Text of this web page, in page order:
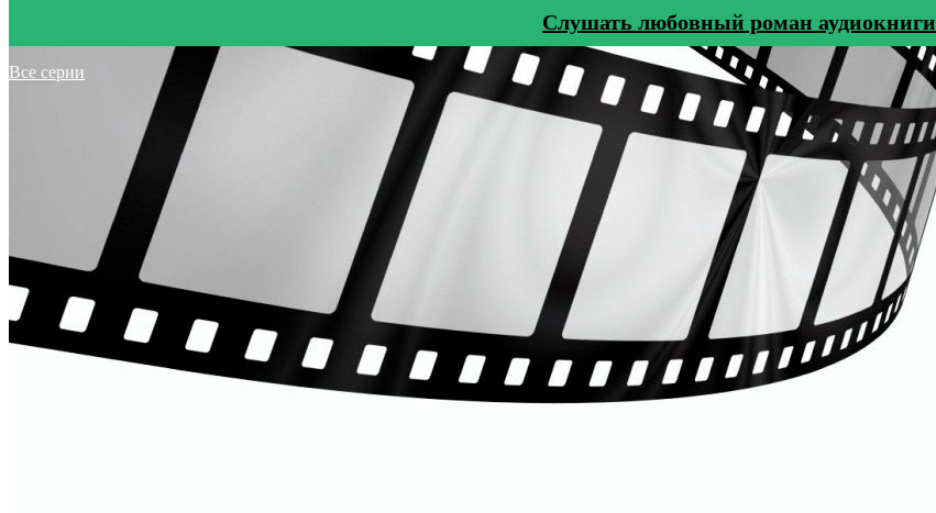
Cлушать любовный роман аудиокниги
Все серии